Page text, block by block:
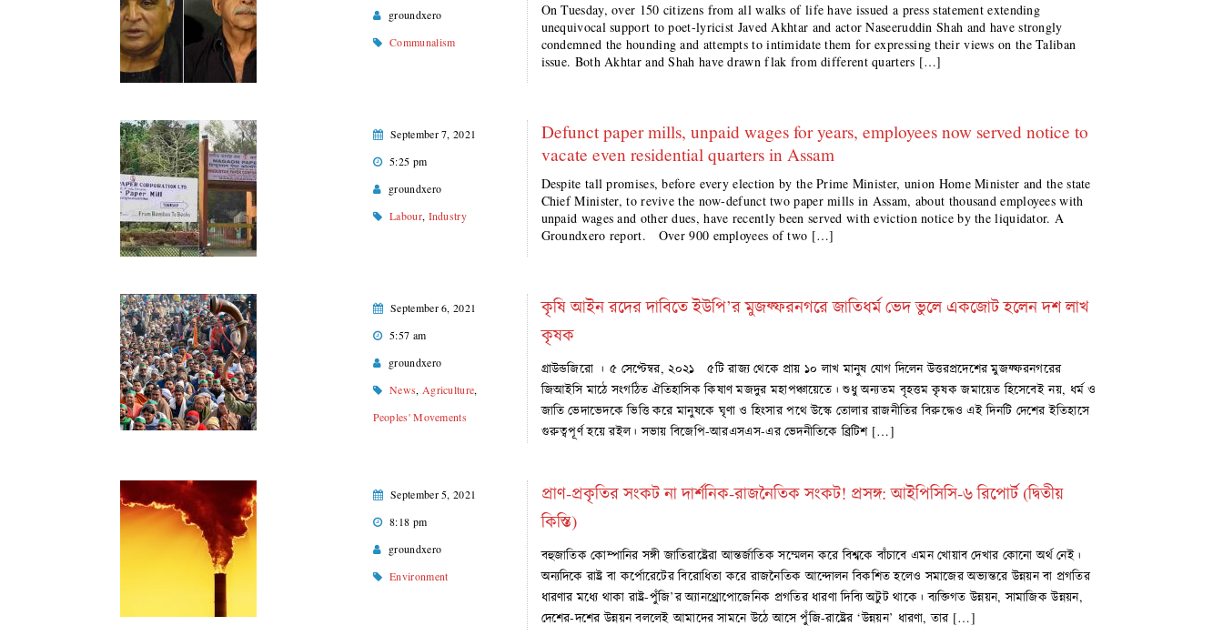
groundxero
Communalism
On Tuesday, over 150 citizens from all walks of life have issued a press statement extending
unequivocal support to poet-lyricist Javed Akhtar and actor Naseeruddin Shah and have strongly
condemned the hounding and attempts to intimidate them for expressing their views on the Taliban
issue. Both Akhtar and Shah have drawn flak from different quarters […]
September 7, 2021
5:25 pm
groundxero
Labour, Industry
Defunct paper mills, unpaid wages for years, employees now served notice to
vacate even residential quarters in Assam
Despite tall promises, before every election by the Prime Minister, union Home Minister and the state
Chief Minister, to revive the now-defunct two paper mills in Assam, about thousand employees with
unpaid wages and other dues, have recently been served with eviction notice by the liquidator. A
Groundxero report. Over 900 employees of two […]
September 6, 2021
5:57 am
groundxero
News, Agriculture,
Peoples' Movements
কৃষি আইন রদের দাবিতে ইউপি’র মুজফ্ফরনগরে জাতিধর্ম ভেদ ভুলে একজোট হলেন দশ লাখ
কৃষক
গ্রাউন্ডজিরো । ৫ সেপ্টেম্বর, ২০২১ ৫টি রাজ্য থেকে প্রায় ১০ লাখ মানুষ যোগ দিলেন উত্তরপ্রদেশের মুজফ্ফরনগরের
জিআইসি মাঠে সংগঠিত ঐতিহাসিক কিষাণ মজদুর মহাপঞ্চায়েতে। শুধু অন্যতম বৃহত্তম কৃষক জমায়েত হিসেবেই নয়, ধর্ম ও
জাতি ভেদাভেদকে ভিত্তি করে মানুষকে ঘৃণা ও হিংসার পথে উস্কে তোলার রাজনীতির বিরুদ্ধেও এই দিনটি দেশের ইতিহাসে
গুরুত্বপূর্ণ হয়ে রইল। সভায় বিজেপি-আরএসএস-এর ভেদনীতিকে ব্রিটিশ […]
September 5, 2021
8:18 pm
groundxero
Environment
প্রাণ-প্রকৃতির সংকট না দার্শনিক-রাজনৈতিক সংকট! প্রসঙ্গ: আইপিসিসি-৬ রিপোর্ট (দ্বিতীয়
কিস্তি)
বহুজাতিক কোম্পানির সঙ্গী জাতিরাষ্ট্রেরা আন্তর্জাতিক সম্মেলন করে বিশ্বকে বাঁচাবে এমন খোয়াব দেখার কোনো অর্থ নেই।
অন্যদিকে রাষ্ট্র বা কর্পোরেটের বিরোধিতা করে রাজনৈতিক আন্দোলন বিকশিত হলেও সমাজের অভ্যন্তরে উন্নয়ন বা প্রগতির
ধারণার মধ্যে থাকা রাষ্ট্র-পুঁজি’র অ্যানথ্রোপোজেনিক প্রগতির ধারণা দিব্যি অটুট থাকে। ব্যক্তিগত উন্নয়ন, সামাজিক উন্নয়ন,
দেশের-দশের উন্নয়ন বললেই আমাদের সামনে উঠে আসে পুঁজি-রাষ্ট্রের ‘উন্নয়ন’ ধারণা, তার […]